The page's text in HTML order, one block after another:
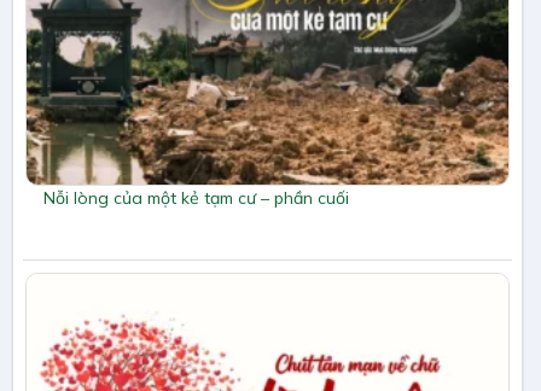
Nỗi lòng của một kẻ tạm cư – phần cuối